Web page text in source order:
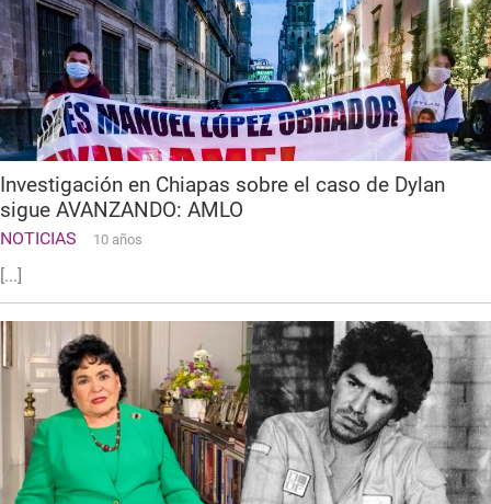
Investigación en Chiapas sobre el caso de Dylan
sigue AVANZANDO: AMLO
NOTICIAS 10 años
[...]